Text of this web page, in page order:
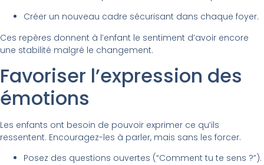
Créer un nouveau cadre sécurisant dans chaque foyer.
Ces repères donnent à l’enfant le sentiment d’avoir encore
une stabilité malgré le changement.
Favoriser l’expression des
émotions
Les enfants ont besoin de pouvoir exprimer ce qu’ils
ressentent. Encouragez-les à parler, mais sans les forcer.
Posez des questions ouvertes (“Comment tu te sens ?”).